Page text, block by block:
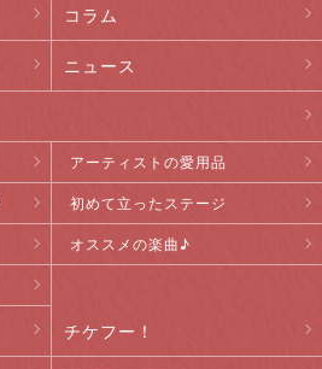
コラム
ニュース
アーティストの愛用品
初めて立ったステージ
オススメの楽曲♪
チケフー！